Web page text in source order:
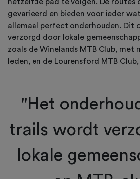
hetzelfde pad te volgen. De routes
gevarieerd en bieden voor ieder
allemaal perfect onderhouden. Dit
verzorgd door lokale
zoals de Winelands MTB Club, met
leden, en de Lourensford MTB
"Het
trails wordt
lokale